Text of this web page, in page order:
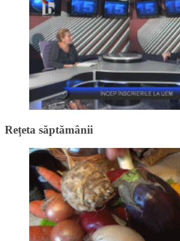
Rețeta săptămânii